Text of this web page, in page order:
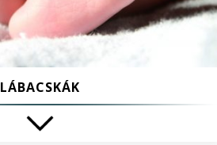
LÁBACSKÁK